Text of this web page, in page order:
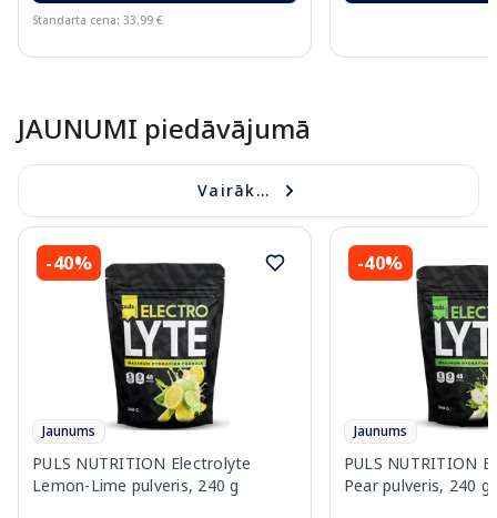
Standarta cena: 33.99 €
JAUNUMI piedāvājumā
Vairāk...
-40%
Jaunums
PULS NUTRITION Electrolyte
Lemon-Lime pulveris, 240 g
-40%
Jaunums
PULS NUTRITION
Pear pulveris, 240 g